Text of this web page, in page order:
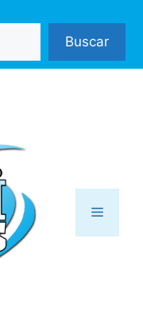
Buscar
Menú